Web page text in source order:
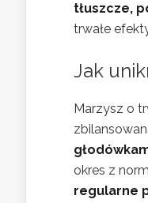
tłuszcze,
trwałe
Jak
Marzysz o
okres z
regularne